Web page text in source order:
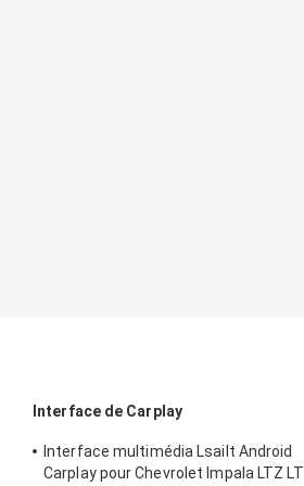
Interface de Carplay
Interface multimédia Lsailt Android
Carplay pour Chevrolet Impala LTZ LT